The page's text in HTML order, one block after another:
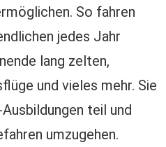
So fahren
jedes Jahr
lang zelten,
und vieles mehr. Sie
teil und
umzugehen.